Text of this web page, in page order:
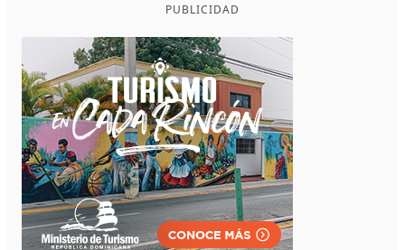
PUBLICIDAD